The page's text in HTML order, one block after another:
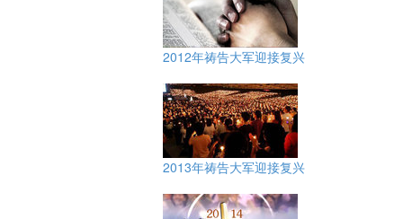
2012年祷告大军迎接复兴
2013年祷告大军迎接复兴